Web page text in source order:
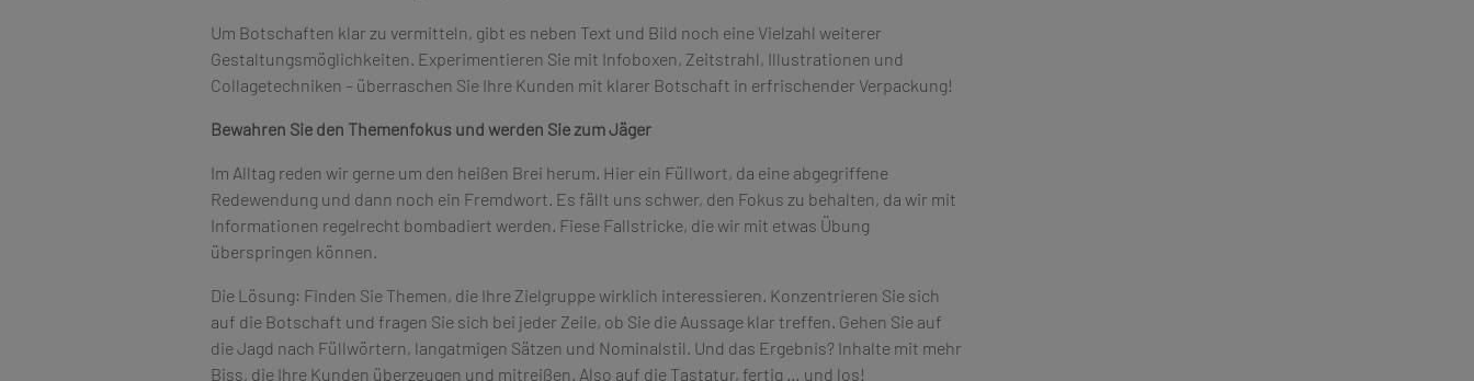
Um Botschaften klar zu vermitteln, gibt es neben Text und Bild noch eine Vielzahl weiterer
Gestaltungsmöglichkeiten. Experimentieren Sie mit Infoboxen, Zeitstrahl, Illustrationen und
Collagetechniken – überraschen Sie Ihre Kunden mit klarer Botschaft in erfrischender Verpackung!
Bewahren Sie den Themenfokus und werden Sie zum Jäger
Im Alltag reden wir gerne um den heißen Brei herum. Hier ein Füllwort, da eine abgegriffene
Redewendung und dann noch ein Fremdwort. Es fällt uns schwer, den Fokus zu behalten, da wir mit
Informationen regelrecht bombadiert werden. Fiese Fallstricke, die wir mit etwas Übung
überspringen können.
Die Lösung: Finden Sie Themen, die Ihre Zielgruppe wirklich interessieren. Konzentrieren Sie sich
auf die Botschaft und fragen Sie sich bei jeder Zeile, ob Sie die Aussage klar treffen. Gehen Sie auf
die Jagd nach Füllwörtern, langatmigen Sätzen und Nominalstil. Und das Ergebnis? Inhalte mit mehr
Biss, die Ihre Kunden überzeugen und mitreißen. Also auf die Tastatur, fertig … und los!